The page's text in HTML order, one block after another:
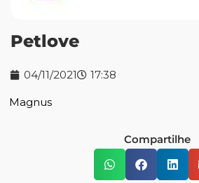
Petlove
04/11/2021 17:38
Magnus
Compartilhe